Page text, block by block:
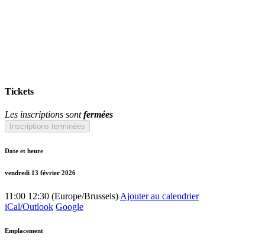
Tickets
Les inscriptions sontfermées
Inscriptions terminées
Date et heure
vendredi 13 février 2026
11:00 12:30 (Europe/Brussels) Ajouter au calendrier
iCal/Outlook Google
Emplacement